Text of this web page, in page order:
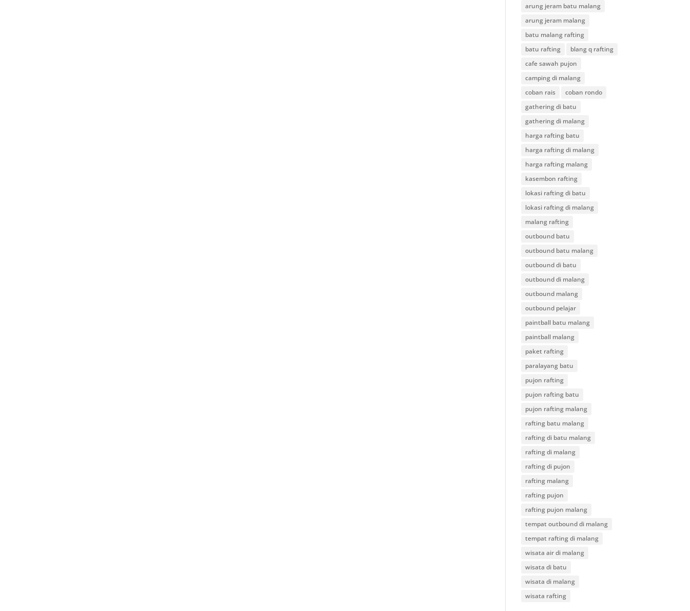
arung jeram batu malang
arung jeram malang
batu malang rafting
batu rafting
blang q rafting
cafe sawah pujon
camping di malang
coban rais
coban rondo
gathering di batu
gathering di malang
harga rafting batu
harga rafting di malang
harga rafting malang
kasembon rafting
lokasi rafting di batu
lokasi rafting di malang
malang rafting
outbound batu
outbound batu malang
outbound di batu
outbound di malang
outbound malang
outbound pelajar
paintball batu malang
paintball malang
paket rafting
paralayang batu
pujon rafting
pujon rafting batu
pujon rafting malang
rafting batu malang
rafting di batu malang
rafting di malang
rafting di pujon
rafting malang
rafting pujon
rafting pujon malang
tempat outbound di malang
tempat rafting di malang
wisata air di malang
wisata di batu
wisata di malang
wisata rafting